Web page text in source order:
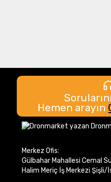
Hemen arayın
Merkez Ofis:
Gülbahar Mahallesi Cemal
Halim Meriç İş Merkezi Şişli/